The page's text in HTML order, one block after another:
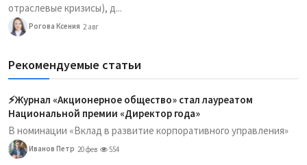
отраслевые кризисы), д...
Рогова Ксения 2 авг
Рекомендуемые статьи
⚡️Журнал «Акционерное общество» стал лауреатом
Национальной премии «Директор года»
В номинации «Вклад в развитие корпоративного управления»
Иванов Петр 20 фев 554